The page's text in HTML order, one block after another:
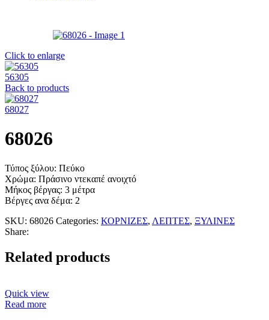
Click to enlarge
56305
Back to products
68027
68026
Τύπος ξύλου: Πεύκο
Χρώμα: Πράσινο ντεκαπέ ανοιχτό
Μήκος βέργας: 3 μέτρα
Βέργες ανα δέμα: 2
SKU: 68026 Categories: ΚΟΡΝΙΖΕΣ, ΛΕΠΤΕΣ, ΞΥΛΙΝΕΣ
Share:
Related products
Quick view
Read more